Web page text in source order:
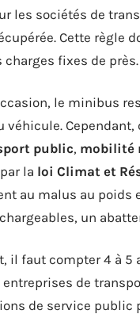
les sociétés de
Cette règle
fixes de près.
le minibus
véhicule.
public, mobilité
la loi Climat et
au malus au poids
un
il faut compter 4 à
entreprises de
de service public